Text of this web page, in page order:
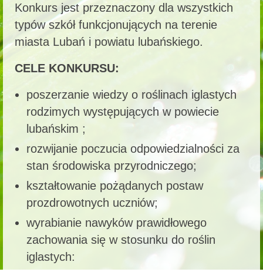
Konkurs jest przeznaczony dla wszystkich
typów szkół funkcjonujących na terenie
miasta Lubań i powiatu lubańskiego.
CELE KONKURSU:
poszerzanie wiedzy o roślinach iglastych
rodzimych występujących w powiecie
lubańskim ;
rozwijanie poczucia odpowiedzialności za
stan środowiska przyrodniczego;
kształtowanie pożądanych postaw
prozdrowotnych uczniów;
wyrabianie nawyków prawidłowego
zachowania się w stosunku do roślin
iglastych: